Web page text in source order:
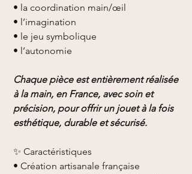
• la coordination main/œil
• l’imagination
• le jeu symbolique
• l’autonomie
Chaque pièce est entièrement réalisée
à la main, en France, avec soin et
précision, pour offrir un jouet à la fois
esthétique, durable et sécurisé.
✨ Caractéristiques
• Création artisanale française